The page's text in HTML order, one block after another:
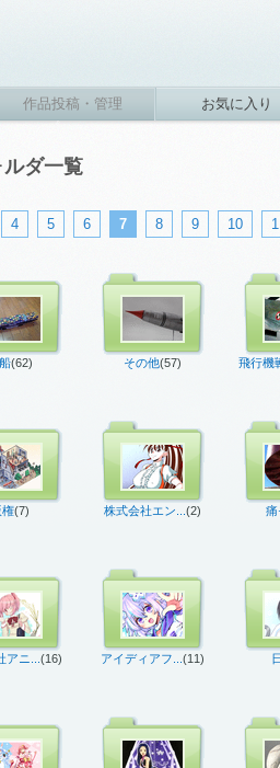
作品投稿・管理 お気に入り
ダ一覧
4 5 6 7 8 9 10
(62) その他(57) 飛行機
権(7) 株式会社エン... (2) 痛
ニ... (16) アイディアフ... (11)